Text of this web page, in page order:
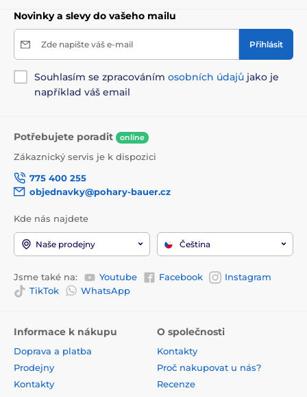
Novinky a slevy do vašeho mailu
Zde napište váš e-mail Přihlásit
Souhlasím se zpracováním osobních údajů jako je
například váš email
Potřebujete poradit online
Zákaznický servis je k dispozici
775 400 255
objednavky@pohary-bauer.cz
Kde nás najdete
Naše prodejny Čeština
Jsme také na: Youtube Facebook
Instagram
TikTok
WhatsApp
Informace k nákupu
Doprava a platba
Prodejny
Kontakty
O společnosti
Kontakty
Proč nakupovat u nás?
Recenze